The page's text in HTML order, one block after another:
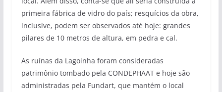
primeira fábrica de vidro do país; resquícios da obra,
inclusive, podem ser observados até hoje: grandes
pilares de 10 metros de altura, em pedra e cal.
As ruínas da Lagoinha foram consideradas
patrimônio tombado pela CONDEPHAAT e hoje são
administradas pela Fundart, que mantém o local